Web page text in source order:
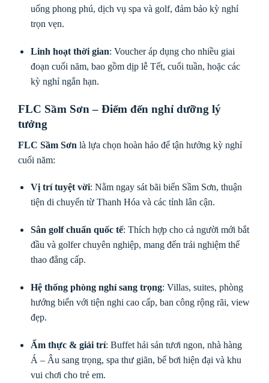
uống phong phú, dịch vụ spa và golf, đảm bảo kỳ nghỉ
trọn vẹn.
Linh hoạt thời gian: Voucher áp dụng cho nhiều giai
đoạn cuối năm, bao gồm dịp lễ Tết, cuối tuần, hoặc các
kỳ nghỉ ngắn hạn.
FLC Sầm Sơn – Điểm đến nghỉ dưỡng lý
tưởng
FLC Sầm Sơn là lựa chọn hoàn hảo để tận hưởng kỳ nghỉ
cuối năm:
Vị trí tuyệt vời: Nằm ngay sát bãi biển Sầm Sơn, thuận
tiện di chuyển từ Thanh Hóa và các tỉnh lân cận.
Sân golf chuẩn quốc tế: Thích hợp cho cả người mới bắt
đầu và golfer chuyên nghiệp, mang đến trải nghiệm thể
thao đẳng cấp.
Hệ thống phòng nghỉ sang trọng: Villas, suites, phòng
hướng biển với tiện nghi cao cấp, ban công rộng rãi, view
đẹp.
Ẩm thực & giải trí: Buffet hải sản tươi ngon, nhà hàng
Á – Âu sang trọng, spa thư giãn, bể bơi hiện đại và khu
vui chơi cho trẻ em.